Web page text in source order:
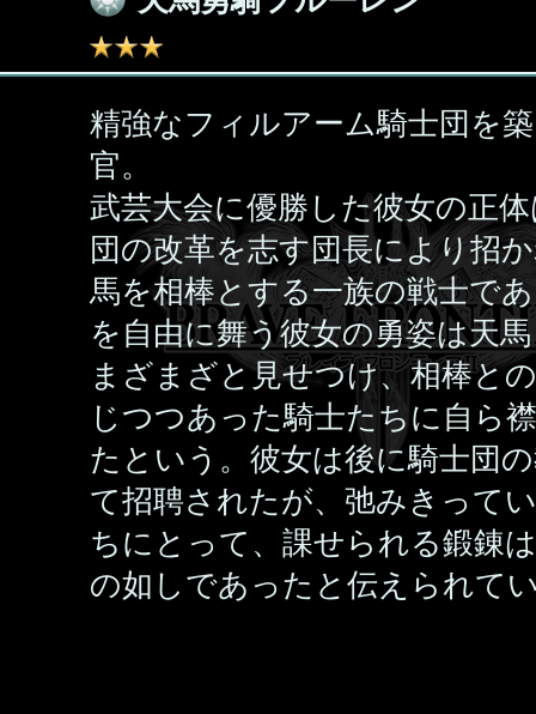
精強なフィルアーム騎士団を
官。
武芸大会に優勝した彼女の正
団の改革を志す団長により招
馬を相棒とする一族の戦士で
を自由に舞う彼女の勇姿は天
まざまざと見せつけ、相棒と
じつつあった騎士たちに自ら
たという。彼女は後に騎士団
て招聘されたが、弛みきって
ちにとって、課せられる鍛錬
の如しであったと伝えられて